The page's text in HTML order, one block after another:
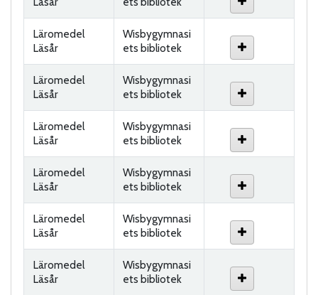
Läromedel
Läsår
Wisbygymnasi
ets bibliotek
Läromedel
Läsår
Wisbygymnasi
ets bibliotek
Läromedel
Läsår
Wisbygymnasi
ets bibliotek
Läromedel
Läsår
Wisbygymnasi
ets bibliotek
Läromedel
Läsår
Wisbygymnasi
ets bibliotek
Läromedel
Läsår
Wisbygymnasi
ets bibliotek